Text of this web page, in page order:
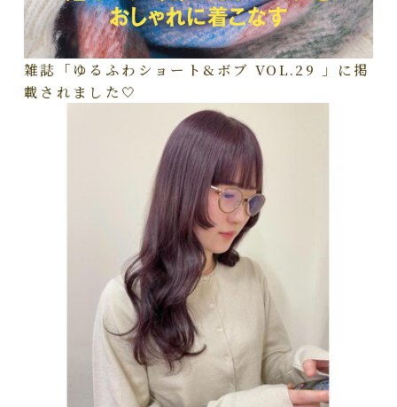
雑誌「ゆるふわショート&ボブ VOL.29 」に掲
載されました🤍